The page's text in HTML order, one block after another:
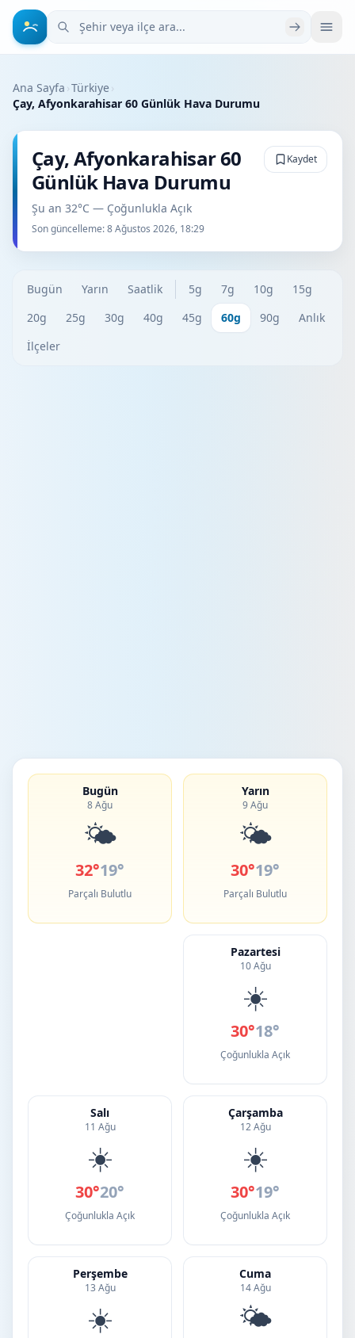
Şehir veya ilçe ara
Ana Sayfa ›Türkiye›
Çay, Afyonkarahisar 60 Günlük Hava Durumu
Çay, Afyonkarahisar 60
Günlük Hava Durumu
Şu an 32°C — Çoğunlukla Açık
Son güncelleme:8 Ağustos 2026, 18:29
Kaydet
Bugün Yarın Saatlik 5g 7g 10g
15g
20g
25g 30g 40g 45g 60g 90g
Anlık
İlçeler
Bugün
8 Ağu
🌤️
32°19°
Parçalı Bulutlu
Yarın
9 Ağu
🌤️
30°19°
Parçalı Bulutlu
Pazartesi
10 Ağu
☀️
30°18°
Çoğunlukla Açık
Salı
11 Ağu
☀️
30°20°
Çoğunlukla Açık
Çarşamba
12 Ağu
☀️
30°19°
Çoğunlukla Açık
Perşembe
13 Ağu
☀️
Cuma
14 Ağu
🌤️